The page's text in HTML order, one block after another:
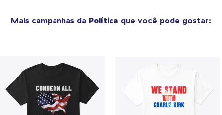
Mais campanhas da Política que você pode gostar: